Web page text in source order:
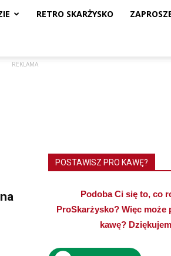
RETRO SKARŻYSKO
REKLAMA
POSTAWISZ PRO KAWĘ?
Podoba Ci się to, co
ProSkarżysko? Więc może
kawę?